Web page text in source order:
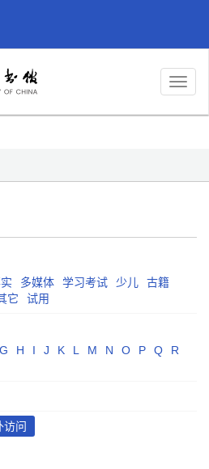
多媒体 学习考试 少儿
古籍
它 试用
G H I J K L M N O P Q
R
访问